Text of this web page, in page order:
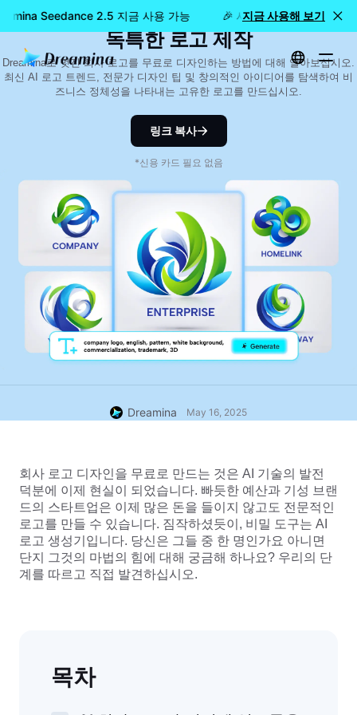
Seedance 2.5 지금 사용 가능 🎉 새 모델 출시:
지금 사용해 보기
무료 AI 회사 로고 디자인 가이드 | AI로
독특한 로고 제작
Dreamina로 멋진 회사 로고를 무료로 디자인하는 방법에 대해 알아보십시오.
최신 AI 로고 트렌드, 전문가 디자인 팁 및 창의적인 아이디어를 탐색하여 비
즈니스 정체성을 나타내는 고유한 로고를 만드십시오.
링크 복사
*신용 카드 필요 없음
Dreamina May 16, 2025
회사 로고 디자인을 무료로 만드는 것은 AI 기술의 발전
덕분에 이제 현실이 되었습니다. 빠듯한 예산과 기성 브랜
드의 스타트업은 이제 많은 돈을 들이지 않고도 전문적인
로고를 만들 수 있습니다. 짐작하셨듯이, 비밀 도구는 AI
로고 생성기입니다. 당신은 그들 중 한 명인가요 아니면
단지 그것의 마법의 힘에 대해 궁금해 하나요? 우리의 단
계를 따르고 직접 발견하십시오.
목차